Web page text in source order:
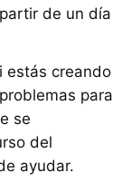
de un día
estás creando
para
se
del
ayudar.